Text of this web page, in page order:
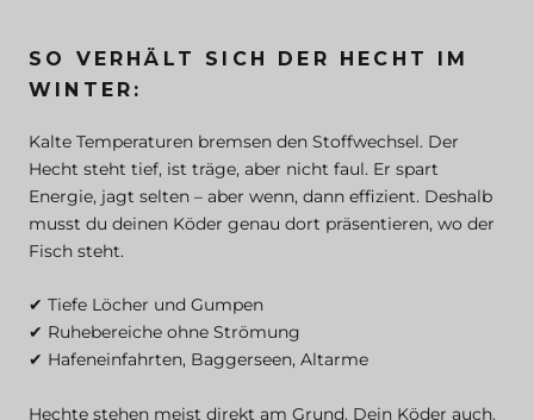
SO VERHÄLT SICH DER HECHT IM
WINTER:
Kalte Temperaturen bremsen den Stoffwechsel. Der
Hecht steht tief, ist träge, aber nicht faul. Er spart
Energie, jagt selten – aber wenn, dann effizient. Deshalb
musst du deinen Köder genau dort präsentieren, wo der
Fisch steht.
✔ Tiefe Löcher und Gumpen
✔ Ruhebereiche ohne Strömung
✔ Hafeneinfahrten, Baggerseen, Altarme
Hechte stehen meist direkt am Grund. Dein Köder auch.